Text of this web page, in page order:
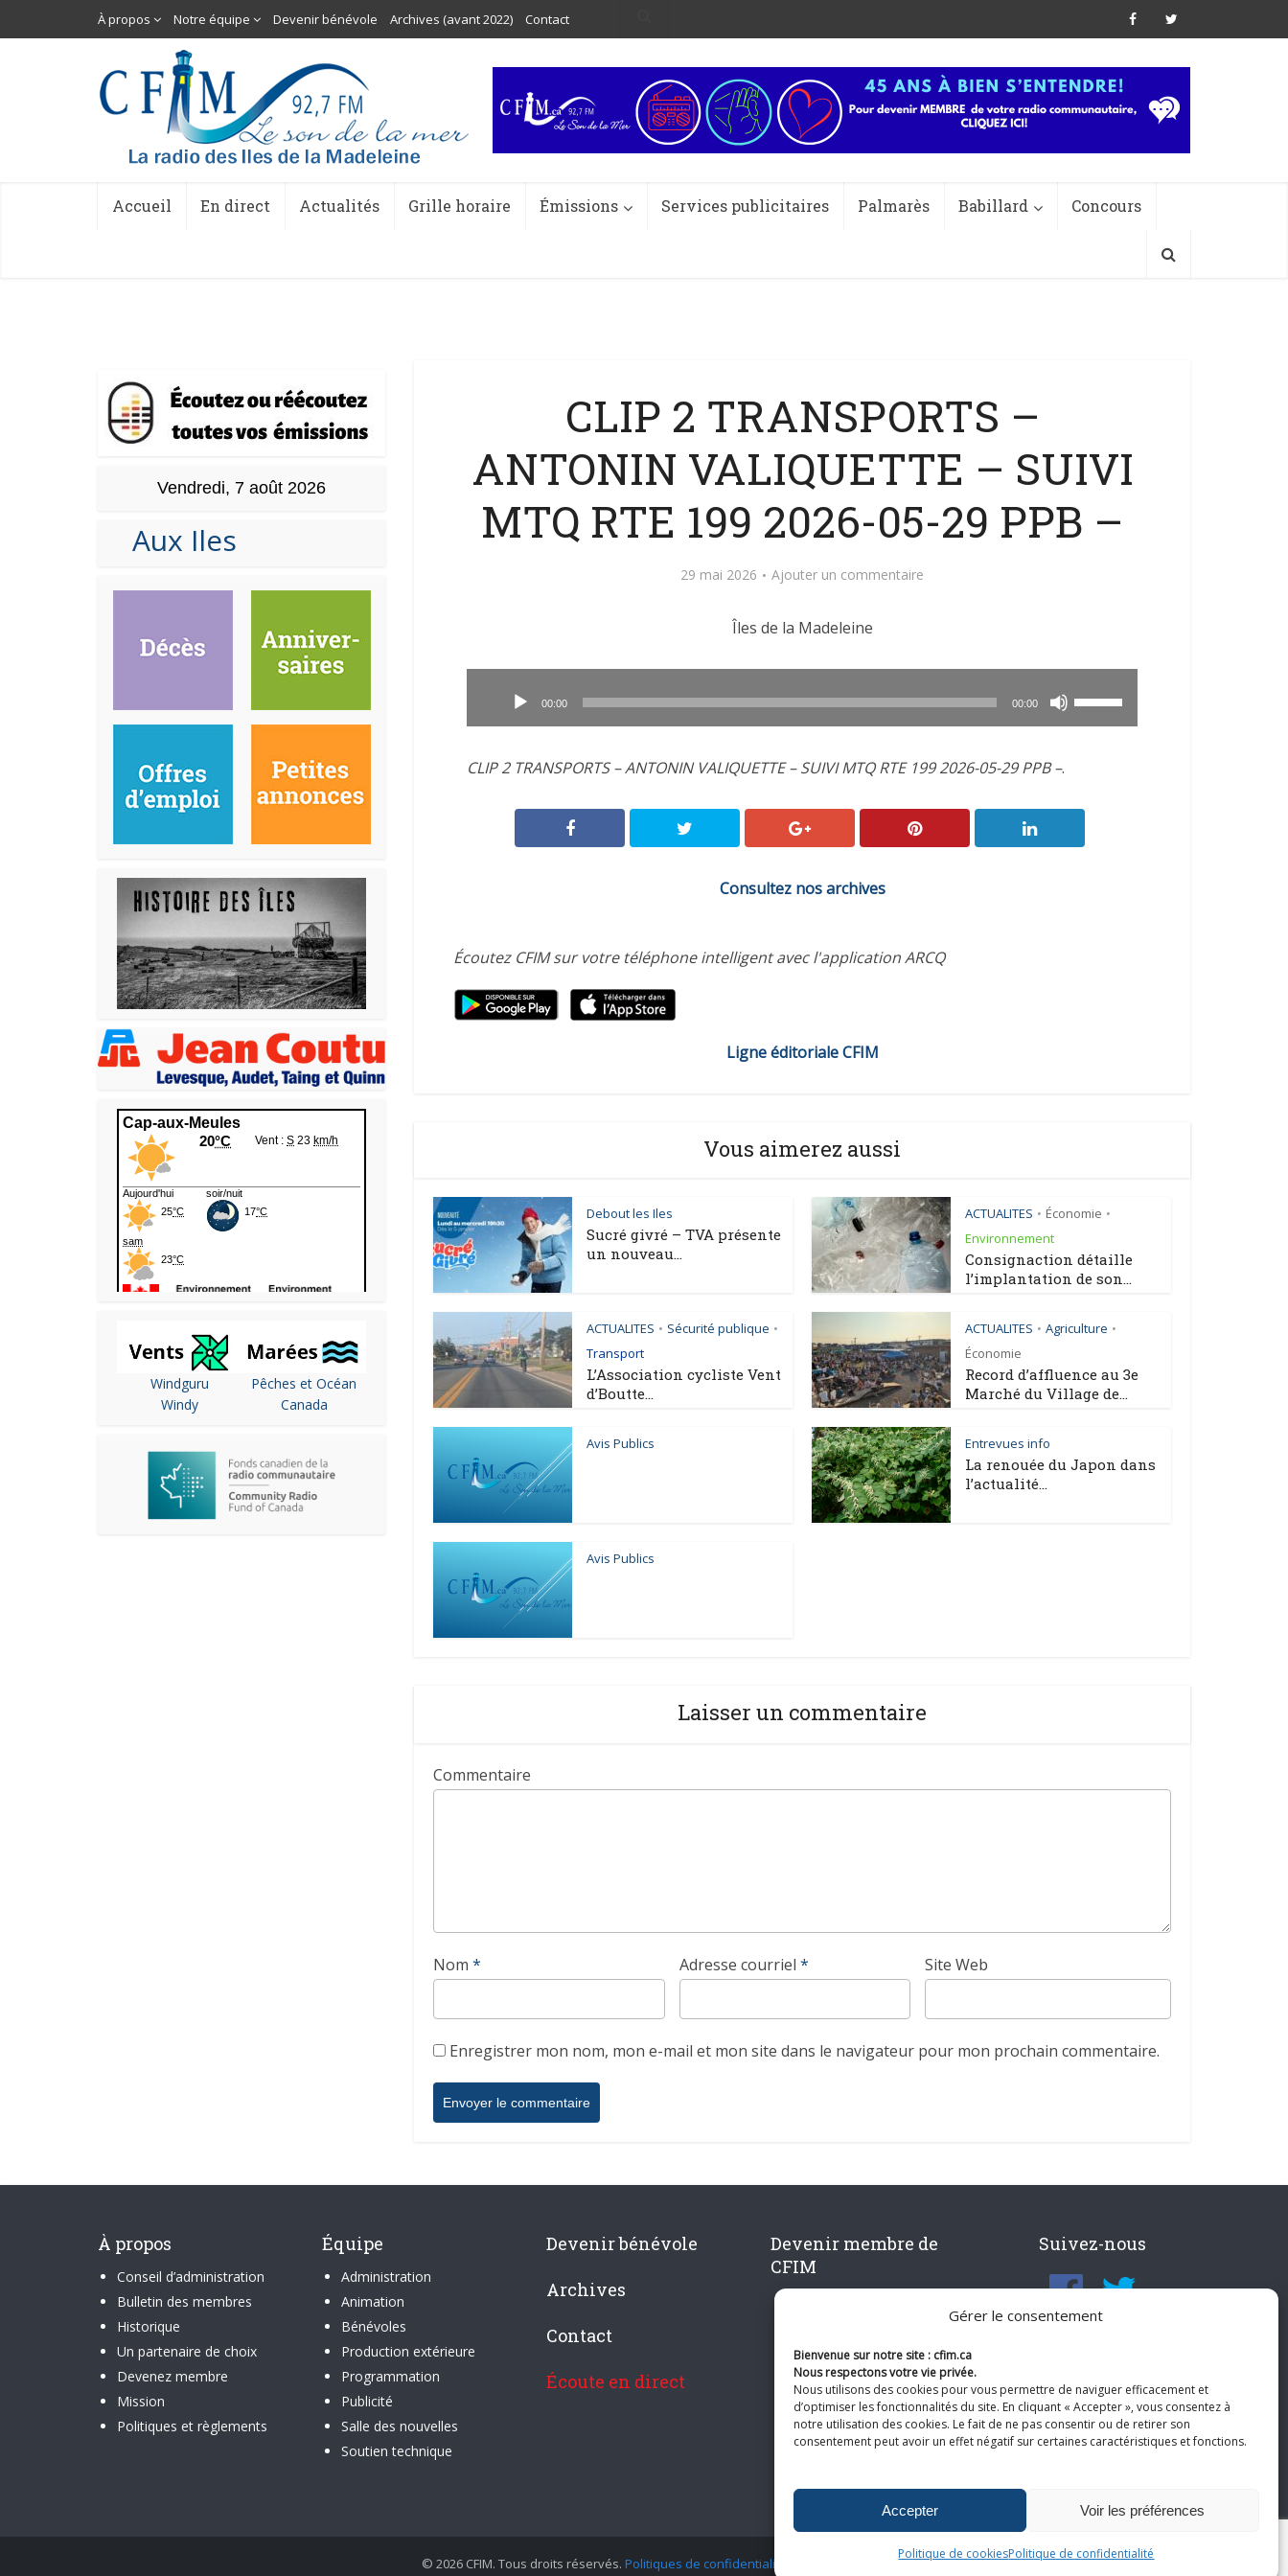
Gérer le consentement
Bienvenue sur notre site : cfim.ca
Nous respectons votre vie privée.
Nous utilisons des cookies pour vous permettre de naviguer efficacement et
d’optimiser les fonctionnalités du site. En cliquant « Accepter », vous consentez à
notre utilisation des cookies. Le fait de ne pas consentir ou de retirer son
consentement peut avoir un effet négatif sur certaines caractéristiques et fonctions.
Accepter Voir les préférences
Politique de cookiesPolitique de confidentialité
À propos Notre équipe Devenir bénévole Archives (avant 2022) Contact
Accueil En direct Actualités Grille horaire Émissions Services publicitaires Palmarès Babillard Concours
Vendredi, 7 août 2026
Aux Iles
Windguru
Windy
Pêches et Océan
Canada
CLIP 2 TRANSPORTS –
ANTONIN VALIQUETTE – SUIVI
MTQ RTE 199 2026-05-29 PPB –
29 mai 2026 Ajouter un commentaire
Îles de la Madeleine
00:00 00:00
ou
CLIP 2 TRANSPORTS – ANTONIN VALIQUETTE – SUIVI MTQ RTE 199 2026-05-29 PPB –.
Consultez nos archives
Écoutez CFIM sur votre téléphone intelligent avec l'application ARCQ
Ligne éditoriale CFIM
Vous aimerez aussi
Debout les Iles
Sucré givré – TVA présente
un nouveau...
ACTUALITES • Économie •
Environnement
Consignaction détaille
l’implantation de son...
ACTUALITES • Sécurité publique •
Transport
L’Association cycliste Vent
d’Boutte...
ACTUALITES • Agriculture •
Économie
Record d’affluence au 3e
Marché du Village de...
Avis Publics Entrevues info
La renouée du Japon dans
l’actualité...
Avis Publics
Laisser un commentaire
Commentaire
Nom * Adresse courriel * Site Web
Enregistrer mon nom, mon e-mail et mon site dans le navigateur pour mon prochain commentaire.
À propos
Conseil d’administration
Bulletin des membres
Historique
Un partenaire de choix
Devenez membre
Mission
Politiques et règlements
Équipe
Administration
Animation
Bénévoles
Production extérieure
Programmation
Publicité
Salle des nouvelles
Soutien technique
Devenir bénévole
Archives
Contact
Écoute en direct
Devenir membre de
CFIM
Suivez-nous
© 2026 CFIM. Tous droits réservés. Politiques de confidentialité